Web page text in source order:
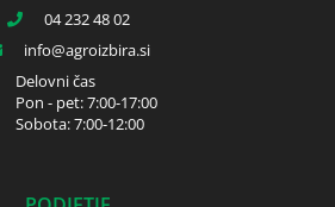
04 232 48 02
info
agroizbira.si
Delovni čas
Pon - pet: 7:00-17:00
Sobota: 7:00-12:00